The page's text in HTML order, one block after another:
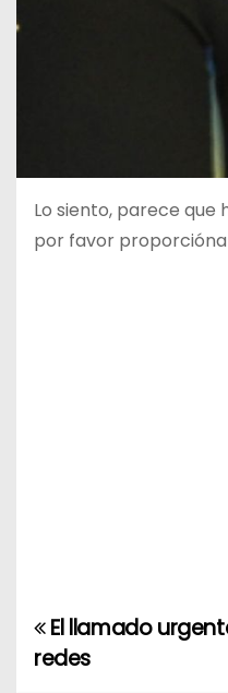
Lo siento, parece que
por favor
NEl llamado
redes